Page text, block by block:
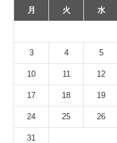
月
火 水
3 4 5
10 11 12
17 18 19
24 25 26
31